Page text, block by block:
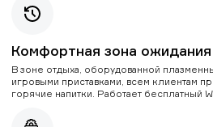
Комфортная зона ожидания
В зоне отдыха, оборудованной
игровыми приставками, всем клиентам
горячие напитки. Работает бесплатный